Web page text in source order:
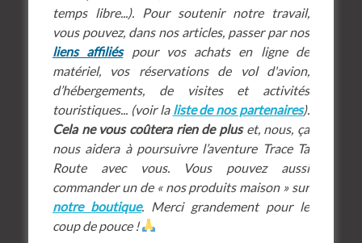
foultitude de micro-organismes. De
plus, cela favorise l’érosion des berges.
Du reste, la baignade dans les lacs de
montagne est réglementairement
interdite dans de nombreux endroits
(mais ça ne vaut pas pour autant dire
qu’il est bon de le faire ailleurs !). Bref,
on oublie ce mauvais réflexe. Pour plus
d’informations, vous pouvez consulter
les articles duPN de la Vanoise, de
France 3 PACAet deFutura Sciences.
Pour l’hygiène tout de même, on pourra
temps libre...). Pour soutenir notre travail,
vous pouvez, dans nos articles, passer par nos
liens affiliéspour vos achats en ligne de
matériel, vos réservations de vol d'avion,
d’hébergements, de visites et activités
touristiques... (voir la liste de nos partenaires).
Cela ne vous coûtera rien de pluset, nous, ça
nous aidera à poursuivre l’aventure Trace Ta
Route avec vous. Vous pouvez aussi
commander un de « nos produits maison » sur
notre boutique. Merci grandement pour le
coup de pouce !